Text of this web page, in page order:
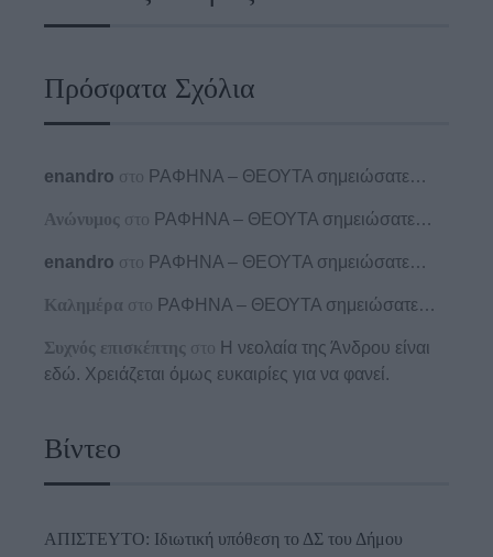
Πρόσφατα Σχόλια
enandro στο ΡΑΦΗΝΑ – ΘΕΟΥΤΑ σημειώσατε…
Ανώνυμος στο ΡΑΦΗΝΑ – ΘΕΟΥΤΑ σημειώσατε…
enandro στο ΡΑΦΗΝΑ – ΘΕΟΥΤΑ σημειώσατε…
Καλημέρα στο ΡΑΦΗΝΑ – ΘΕΟΥΤΑ σημειώσατε…
Συχνός επισκέπτης στο Η νεολαία της Άνδρου είναι
εδώ. Χρειάζεται όμως ευκαιρίες για να φανεί.
Βίντεο
ΑΠΙΣΤΕΥΤΟ: Ιδιωτική υπόθεση το ΔΣ του Δήμου